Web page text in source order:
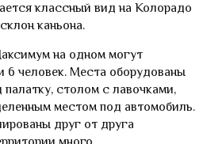
классный вид на Колорадо
каньона.
на одном могут
6 человек. Места оборудованы
столом с лавочками,
местом под автомобиль.
друг от друга